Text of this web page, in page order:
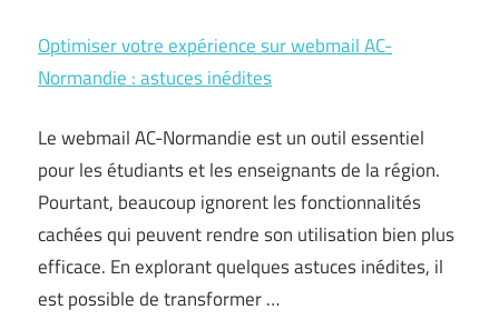
Optimiser votre expérience sur webmail AC-
Normandie : astuces inédites
Le webmail AC-Normandie est un outil essentiel
pour les étudiants et les enseignants de la région.
Pourtant, beaucoup ignorent les fonctionnalités
cachées qui peuvent rendre son utilisation bien plus
efficace. En explorant quelques astuces inédites, il
est possible de transformer …